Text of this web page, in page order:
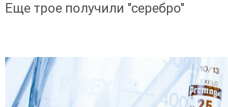
Еще трое получили "серебро"